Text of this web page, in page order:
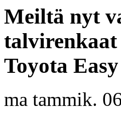
Meiltä nyt
talvirenkaat
Toyota
ma tammik.